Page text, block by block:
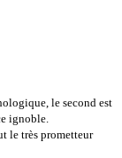
le second est
ignoble.
le très prometteur